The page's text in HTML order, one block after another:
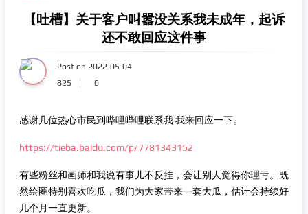
【吐槽】关于客户叫嚣没关系我未成年，起诉
还不敢回应这件事
Post on 2022-05-04
825
0
感谢几位热心市民到哔哩哔哩联系我 我来回应一下。
https://tieba.baidu.com/p/7781343152
有些粉丝和画师和我说有事儿不反挂，会让别人觉得你理亏。既
然绘圈特别喜欢吃瓜，我们为大家带来一套大瓜，估计会持续好
几个月一直更新。